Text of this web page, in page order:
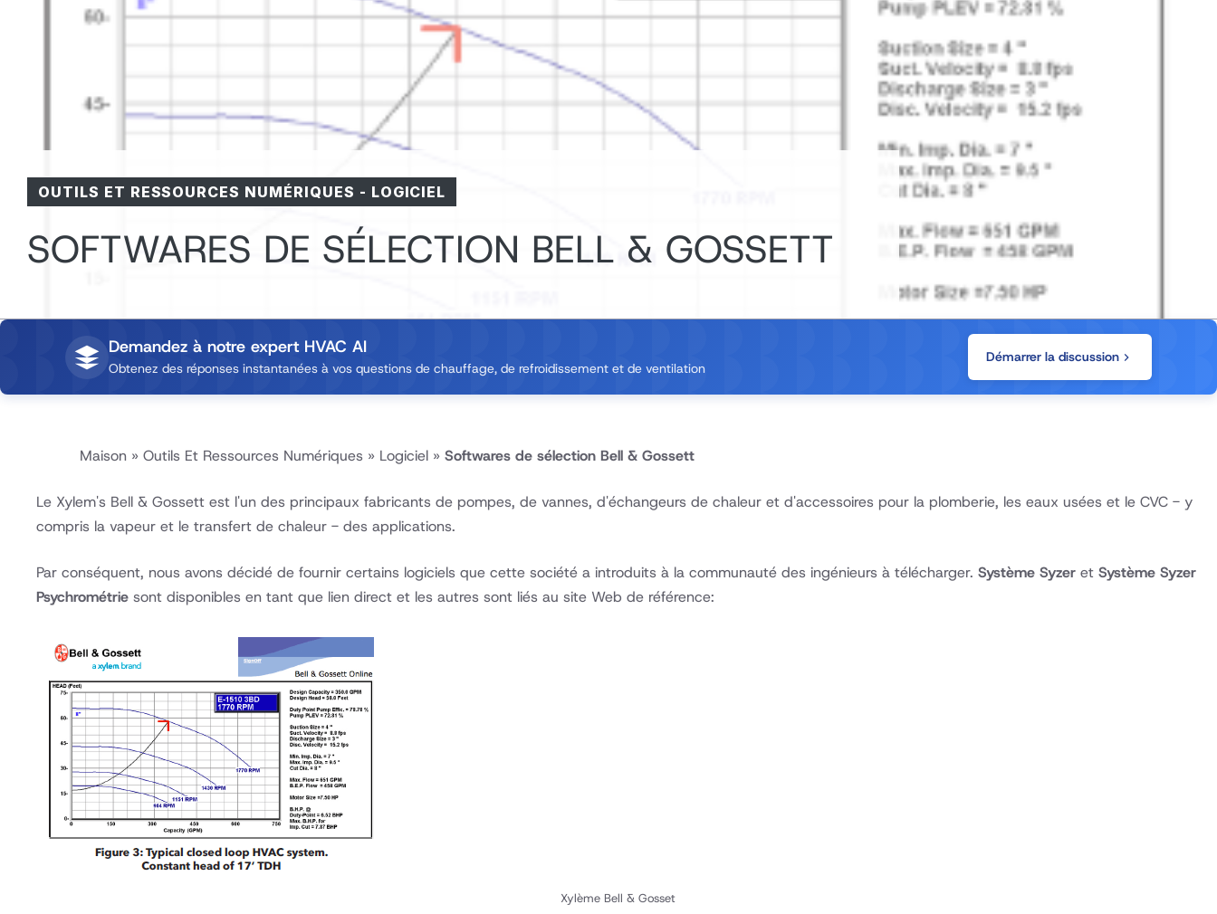
OUTILS ET RESSOURCES NUMÉRIQUES - LOGICIEL
SOFTWARES DE SÉLECTION BELL & GOSSETT
Demandez à notre expert HVAC AI
Obtenez des réponses instantanées à vos questions de chauffage, de refroidissement et de ventilation
Démarrer la discussion
Maison » Outils Et Ressources Numériques » Logiciel » Softwares de sélection Bell & Gossett
Le Xylem's Bell & Gossett est l'un des principaux fabricants de pompes, de vannes, d'échangeurs de chaleur et d'accessoires pour la plomberie, les eaux usées et le CVC - y
compris la vapeur et le transfert de chaleur - des applications.
Par conséquent, nous avons décidé de fournir certains logiciels que cette société a introduits à la communauté des ingénieurs à télécharger. Système Syzer et Système Syzer
Psychrométrie sont disponibles en tant que lien direct et les autres sont liés au site Web de référence:
Xylème Bell & Gosset